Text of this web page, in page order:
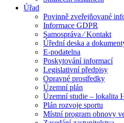
Úřad
Povinně zveřejňované
Informace GDPR
Samospráva ⁄ Kontakt
Úřední deska a
E-podatelna
Poskytování informací
Legislativní předpisy
Opravné prostředky
Územní plán
Územní studie – lokalita
Plán rozvoje sportu
Místní program obnovy